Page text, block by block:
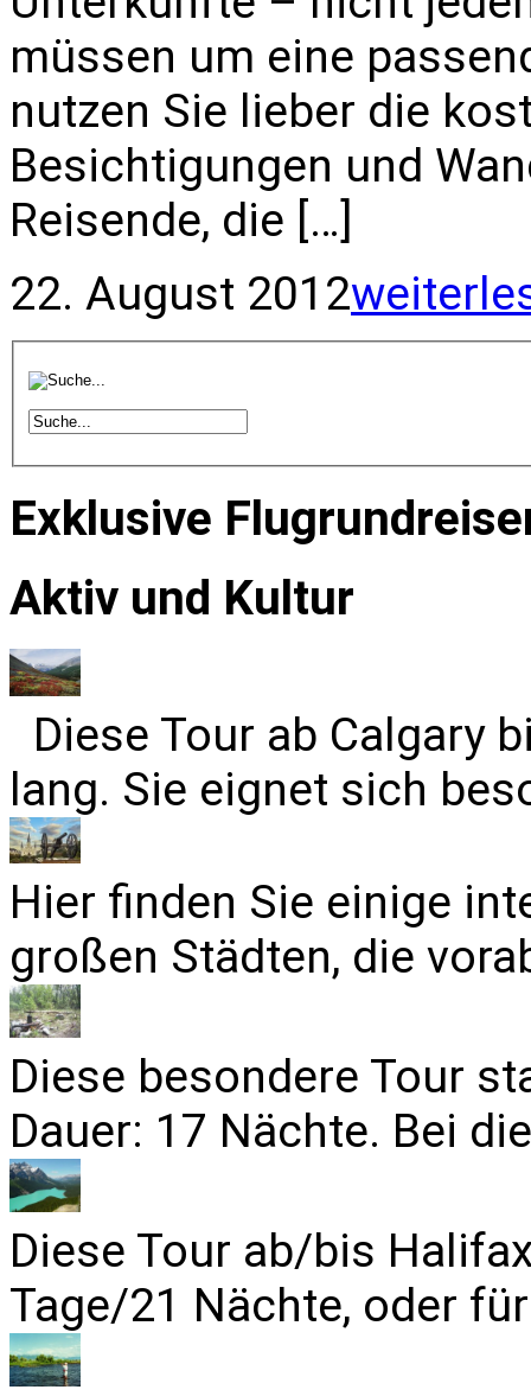
müssen um eine
nutzen Sie lieber die
Besichtigungen und
Reisende, die […]
22. August 2012
Exklusive
Aktiv und Kultur
Diese Tour ab Calgary
lang. Sie eignet sich
Hier finden Sie einige
großen Städten, die
Diese besondere Tour
Dauer: 17 Nächte. Bei
Diese Tour ab/bis
Tage/21 Nächte, oder